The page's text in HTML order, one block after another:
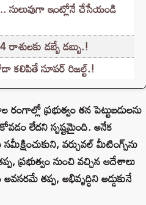
సులువుగా ఇంట్లోనే చేసేయండి
డబ్బే డబ్బు.!
కలిపితే సూపర్ రిజల్ట్.!
ప్రభుత్వం తన పెట్టుబడులను
లేదని స్పష్టమైంది. అనేక
వర్చువల్ మీటింగ్స్‌ను
ప్రభుత్వం నుంచి వచ్చిన ఆదేశాలు
తప్ప, అభివృద్ధిని అడ్డుకునే